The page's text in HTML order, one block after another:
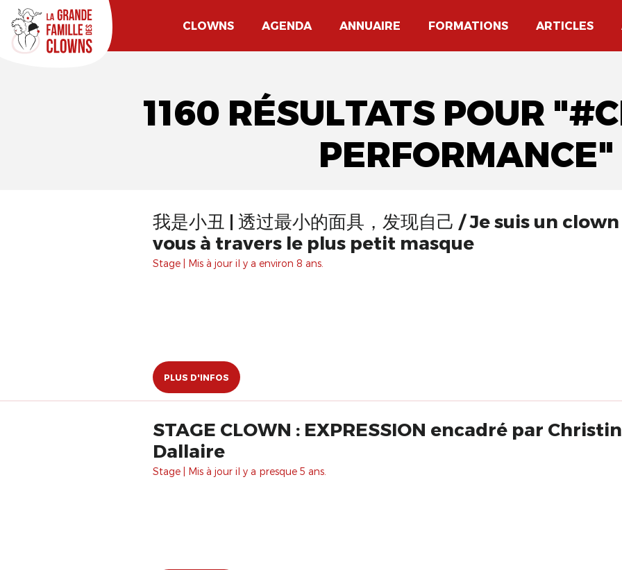
CLOWNS AGENDA ANNUAIRE FORMATIONS ARTICLES
1160 RÉSULTATS POUR
PERFORMANCE"
我是小丑 | 透过最小的面具，发现自己 / Je suis un clown | Trouvez-
vous à travers le plus petit masque
Stage | Mis à jour il y a environ 8 ans.
PLUS D'INFOS
STAGE CLOWN : EXPRESSION encadré par
Dallaire
Stage | Mis à jour il y a presque 5 ans.